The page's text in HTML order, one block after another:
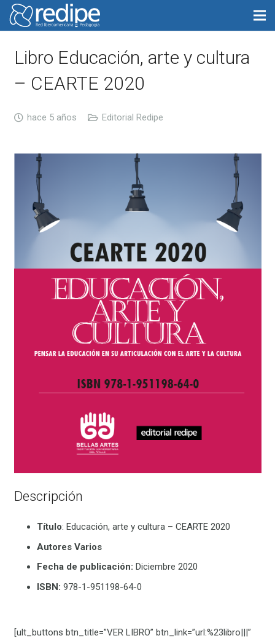
Libro Educación, arte y cultura
– CEARTE 2020
hace 5 años Editorial Redipe
Descripción
Título: Educación, arte y cultura – CEARTE 2020
Autores Varios
Fecha de publicación: Diciembre 2020
ISBN: 978-1-951198-64-0
[ult_buttons btn_title=”VER LIBRO” btn_link=”url:%23libro|||”